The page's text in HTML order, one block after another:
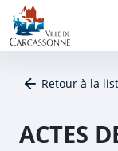
Aller au contenu
Aller au menu
Aller au plan du site
Aller à la recherche
Retour à la
ACTES
Panneau de